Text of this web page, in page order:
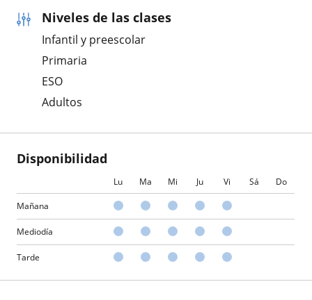
Niveles de las clases
Infantil y preescolar
Primaria
ESO
Adultos
Disponibilidad
Lu Ma Mi Ju Vi Sá Do
Mañana
Mediodía
Tarde